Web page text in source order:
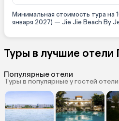
Минимальная стоимость тура на
января 2027) — Jie Jie Beach By
Туры в лучшие отели
Популярные отели
Туры в популярные у гостей отели